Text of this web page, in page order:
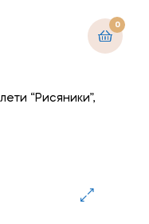
0
“Рисяники”,